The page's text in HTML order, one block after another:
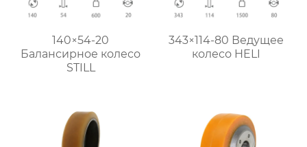
140×54-20
Балансирное колесо
STILL
343×114-80 Ведущее
колесо HELI